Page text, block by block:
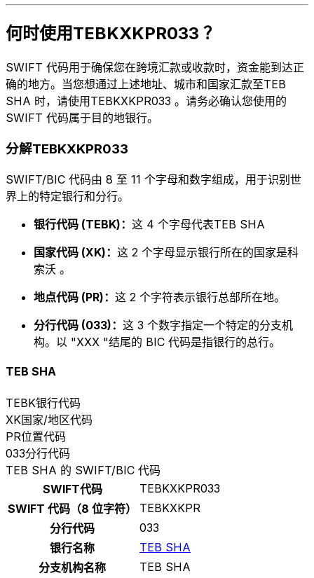
何时使用TEBKXKPR033 ？
SWIFT 代码用于确保您在跨境汇款或收款时，资金能到达正
确的地方。当您想通过上述地址、城市和国家汇款至TEB
SHA 时，请使用TEBKXKPR033 。请务必确认您使用的
SWIFT 代码属于目的地银行。
分解TEBKXKPR033
SWIFT/BIC 代码由 8 至 11 个字母和数字组成，用于识别世
界上的特定银行和分行。
银行代码 (TEBK)： 这 4 个字母代表TEB SHA
国家代码 (XK)： 这 2 个字母显示银行所在的国家是科
索沃 。
地点代码 (PR)： 这 2 个字符表示银行总部所在地。
分行代码 (033)： 这 3 个数字指定一个特定的分支机
构。以 "XXX "结尾的 BIC 代码是指银行的总行。
TEB SHA
TEBK银行代码
XK国家/地区代码
PR位置代码
033分行代码
TEB SHA 的 SWIFT/BIC 代码
SWIFT代码
TEBKXKPR033
SWIFT 代码（8 位字符）
TEBKXKPR
分行代码
033
银行名称
TEB SHA
分支机构名称
TEB SHA